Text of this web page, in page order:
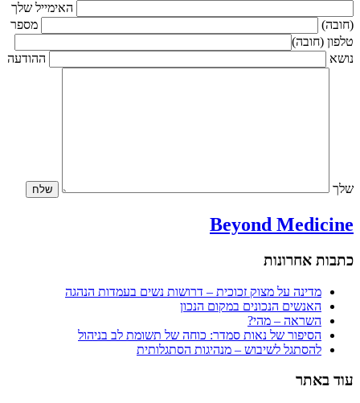
האימייל שלך
(חובה)
מספר
טלפון (חובה)
נושא
ההודעה
שלך
Beyond Medicine
כתבות אחרונות
מדינה על מצוק זכוכית – דרושות נשים בעמדות הנהגה
האנשים הנכונים במקום הנכון
השראה – מהי?
הסיפור של נאות סמדר: כוחה של תשומת לב בניהול
להסתגל לשיבוש – מנהיגות הסתגלותית
עוד באתר